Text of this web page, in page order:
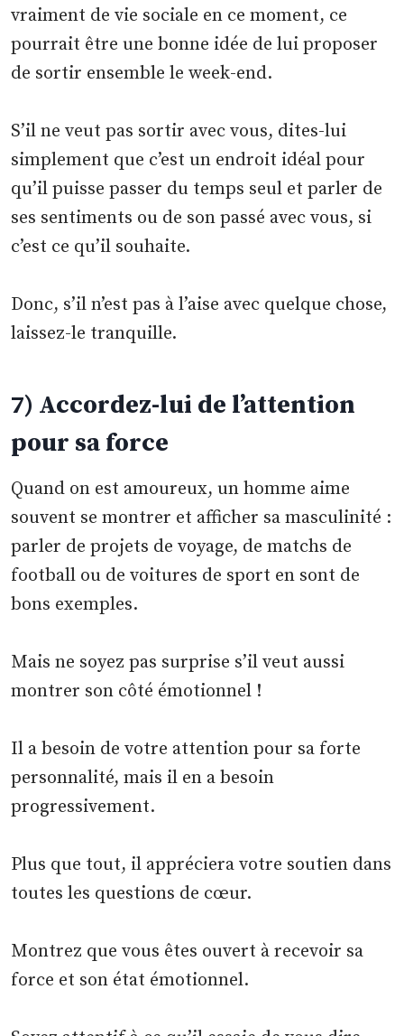
vraiment de vie sociale en ce moment, ce
pourrait être une bonne idée de lui proposer
de sortir ensemble le week-end.
S’il ne veut pas sortir avec vous, dites-lui
simplement que c’est un endroit idéal pour
qu’il puisse passer du temps seul et parler de
ses sentiments ou de son passé avec vous, si
c’est ce qu’il souhaite.
Donc, s’il n’est pas à l’aise avec quelque chose,
laissez-le tranquille.
7) Accordez-lui de l’attention
pour sa force
Quand on est amoureux, un homme aime
souvent se montrer et afficher sa masculinité :
parler de projets de voyage, de matchs de
football ou de voitures de sport en sont de
bons exemples.
Mais ne soyez pas surprise s’il veut aussi
montrer son côté émotionnel !
Il a besoin de votre attention pour sa forte
personnalité, mais il en a besoin
progressivement.
Plus que tout, il appréciera votre soutien dans
toutes les questions de cœur.
Montrez que vous êtes ouvert à recevoir sa
force et son état émotionnel.